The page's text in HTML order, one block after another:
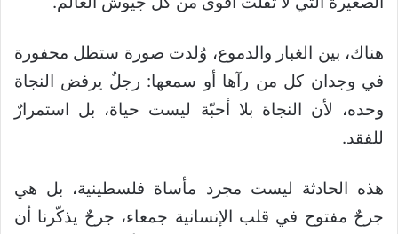
هناك، بين الغبار والدموع، وُلدت صورة ستظل محفورة
في وجدان كل من رآها أو سمعها: رجلٌ يرفض النجاة
وحده، لأن النجاة بلا أحبّة ليست حياة، بل استمرارٌ
للفقد.
هذه الحادثة ليست مجرد مأساة فلسطينية، بل هي
جرحٌ مفتوح في قلب الإنسانية جمعاء، جرحٌ يذكّرنا أن